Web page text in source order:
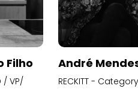
Filho
/ VP/
André
RECKITT -